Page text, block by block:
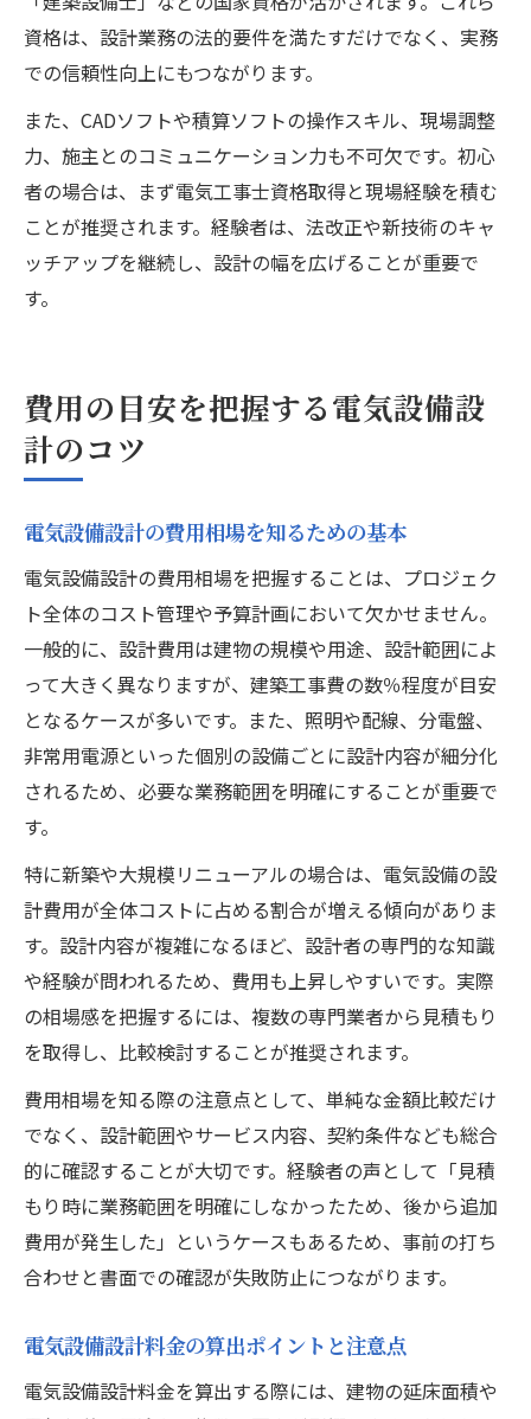
資格は、設計業務の法的要件を満たすだけでなく、実務
での信頼性向上にもつながります。
また、CADソフトや積算ソフトの操作スキル、現場調整
力、施主とのコミュニケーション力も不可欠です。初心
者の場合は、まず電気工事士資格取得と現場経験を積む
ことが推奨されます。経験者は、法改正や新技術のキャ
ッチアップを継続し、設計の幅を広げることが重要で
す。
費用の目安を把握する電気設備設
計のコツ
電気設備設計の費用相場を知るための基本
電気設備設計の費用相場を把握することは、プロジェク
ト全体のコスト管理や予算計画において欠かせません。
一般的に、設計費用は建物の規模や用途、設計範囲によ
って大きく異なりますが、建築工事費の数％程度が目安
となるケースが多いです。また、照明や配線、分電盤、
非常用電源といった個別の設備ごとに設計内容が細分化
されるため、必要な業務範囲を明確にすることが重要で
す。
特に新築や大規模リニューアルの場合は、電気設備の設
計費用が全体コストに占める割合が増える傾向がありま
す。設計内容が複雑になるほど、設計者の専門的な知識
や経験が問われるため、費用も上昇しやすいです。実際
の相場感を把握するには、複数の専門業者から見積もり
を取得し、比較検討することが推奨されます。
費用相場を知る際の注意点として、単純な金額比較だけ
でなく、設計範囲やサービス内容、契約条件なども総合
的に確認することが大切です。経験者の声として「見積
もり時に業務範囲を明確にしなかったため、後から追加
費用が発生した」というケースもあるため、事前の打ち
合わせと書面での確認が失敗防止につながります。
電気設備設計料金の算出ポイントと注意点
電気設備設計料金を算出する際には、建物の延床面積や